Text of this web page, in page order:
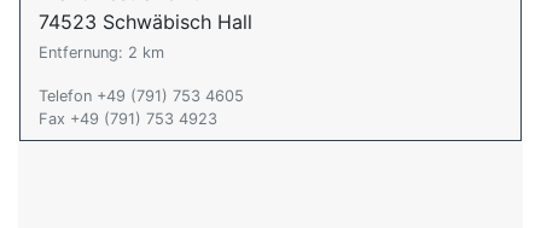
74523 Schwäbisch Hall
Entfernung: 2 km
Telefon +49 (791) 753 4605
Fax +49 (791) 753 4923